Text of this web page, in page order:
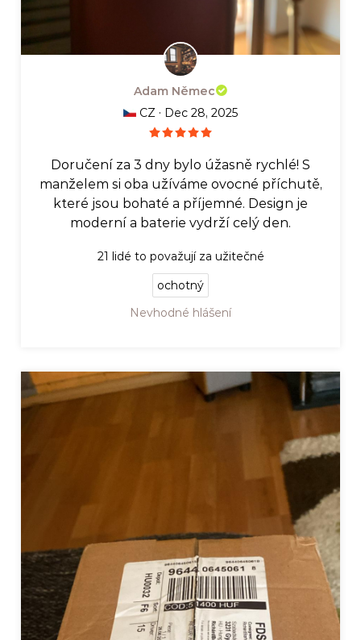
Adam Němec
CZ · Dec 28, 2025
Doručení za 3 dny bylo úžasně rychlé! S
manželem si oba užíváme ovocné příchutě,
které jsou bohaté a příjemné. Design je
moderní a baterie vydrží celý den.
21 lidé to považují za užitečné
ochotný
Nevhodné hlášení